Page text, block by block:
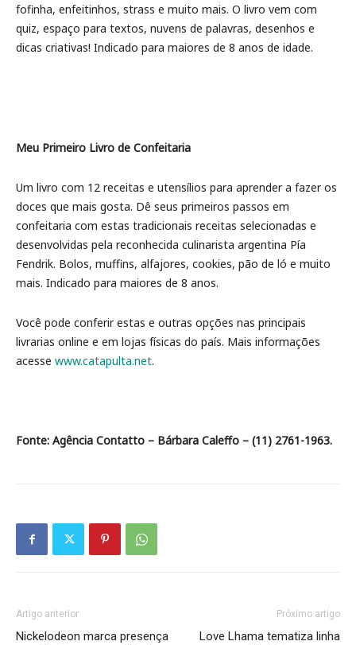
fofinha, enfeitinhos, strass e muito mais. O livro vem com
quiz, espaço para textos, nuvens de palavras, desenhos e
dicas criativas! Indicado para maiores de 8 anos de idade.
Meu Primeiro Livro de Confeitaria
Um livro com 12 receitas e utensílios para aprender a fazer os
doces que mais gosta. Dê seus primeiros passos em
confeitaria com estas tradicionais receitas selecionadas e
desenvolvidas pela reconhecida culinarista argentina Pía
Fendrik. Bolos, muffins, alfajores, cookies, pão de ló e muito
mais. Indicado para maiores de 8 anos.
Você pode conferir estas e outras opções nas principais
livrarias online e em lojas físicas do país. Mais informações
acesse www.catapulta.net.
Fonte: Agência Contatto – Bárbara Caleffo – (11) 2761-1963.
Artigo anterior
Nickelodeon marca presença
Próximo artigo
Love Lhama tematiza linha